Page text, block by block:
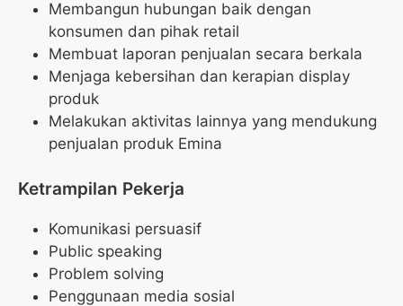
Membangun hubungan baik dengan
konsumen dan pihak retail
Membuat laporan penjualan secara berkala
Menjaga kebersihan dan kerapian display
produk
Melakukan aktivitas lainnya yang mendukung
penjualan produk Emina
Ketrampilan Pekerja
Komunikasi persuasif
Public speaking
Problem solving
Penggunaan media sosial